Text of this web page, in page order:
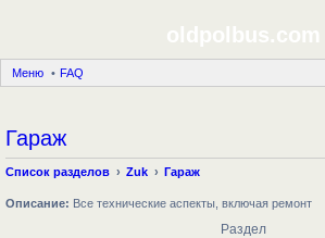
oldpolbus.com
Меню FAQ
Гараж
Список разделов Zuk Гараж
Описание: Все технические аспекты, включая ремонт
Раздел